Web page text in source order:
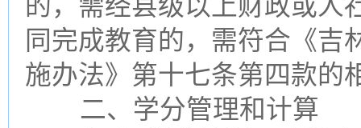
的，需经县级以上财政或人
同完成教育的，需符合《吉
施办法》第十七条第四款的
二、学分管理和计算